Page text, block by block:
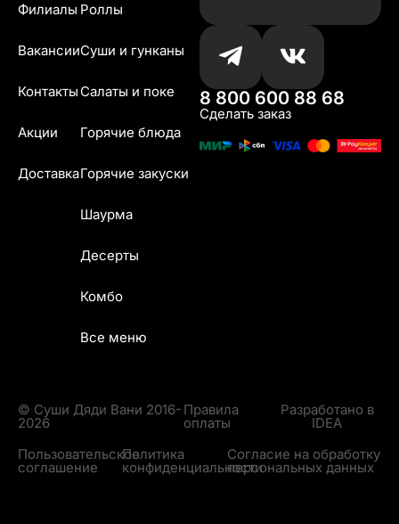
Филиалы
Вакансии
Контакты
Акции
Доставка
Роллы
Суши и гунканы
Салаты и поке
Горячие блюда
Горячие закуски
Шаурма
Десерты
Комбо
Все меню
8 800 600 88 68
Сделать заказ
© Суши Дяди Вани 2016-
2026
Правила
оплаты
Разработано в
IDEA
Пользовательское
соглашение
Политика
конфиденциальности
Согласие на обработку
персональных данных